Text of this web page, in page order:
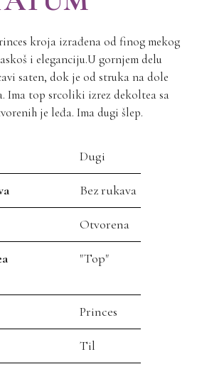
kroja izrađena od finog mekog
i eleganciju.U gornjem delu
saten, dok je od struka na dole
Ima top srcoliki izrez dekoltea sa
je leđa. Ima dugi šlep.
Dugi
Bez rukava
Otvorena
"Top"
Princes
Til